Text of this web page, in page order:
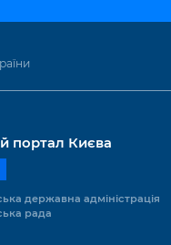
портал Києва
державна адміністрація
рада